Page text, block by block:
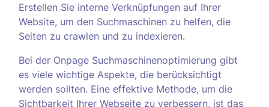
Erstellen Sie interne Verknüpfungen auf Ihrer
Website, um den Suchmaschinen zu helfen, die
Seiten zu crawlen und zu indexieren.
Bei der Onpage Suchmaschinenoptimierung gibt
es viele wichtige Aspekte, die berücksichtigt
werden sollten. Eine effektive Methode, um die
Sichtbarkeit Ihrer Webseite zu verbessern, ist das